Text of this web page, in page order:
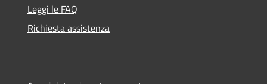
Leggi le FAQ
Richiesta assistenza